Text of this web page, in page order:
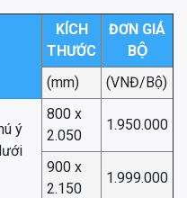
KÍCH
THƯỚC
ĐƠN GIÁ
BỘ
(mm)
(VNĐ/Bộ)
ý
800 x
2.050
1.950.000
900 x
2.150
1.999.000